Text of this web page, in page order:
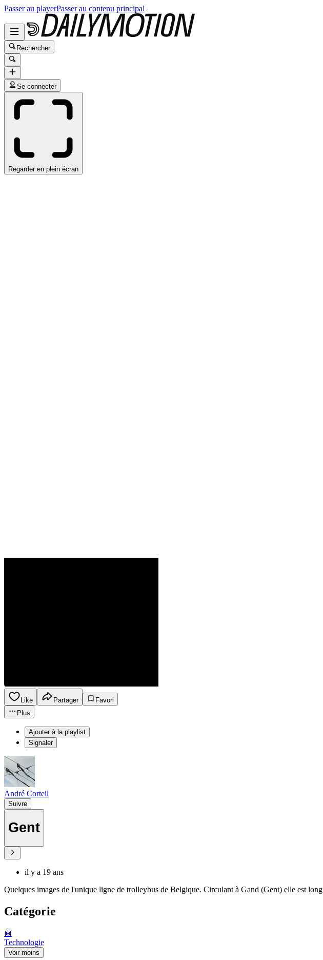
Passer au playerPasser au contenu principal
Rechercher
Se connecter
Regarder en plein écran
Like Partager
Favori
Plus
Ajouter à la playlist
Signaler
André Corteil
Suivre
Gent
il y a 19 ans
Quelques images de l'unique ligne de trolleybus de Belgique. Circulant à Gand (Gent) elle est
Catégorie
🤖
Technologie
Voir moins